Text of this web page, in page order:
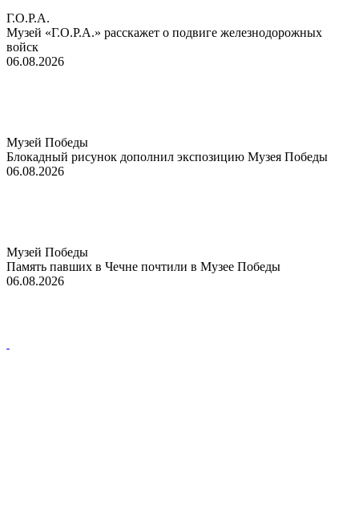
Г.О.Р.А.
Музей «Г.О.Р.А.» расскажет о подвиге железнодорожных
войск
06.08.2026
Музей Победы
Блокадный рисунок дополнил экспозицию Музея Победы
06.08.2026
Музей Победы
Память павших в Чечне почтили в Музее Победы
06.08.2026